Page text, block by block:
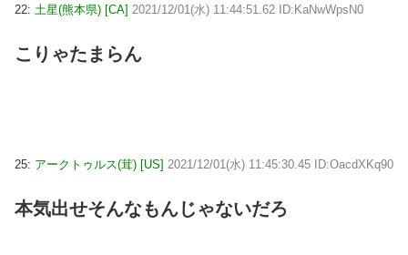
22: 土星(熊本県) [CA] 2021/12/01(水) 11:44:51.62 ID:KaNwWpsN0
こりゃたまらん
25: アークトゥルス(茸) [US] 2021/12/01(水) 11:45:30.45 ID:OacdXKq90
本気出せそんなもんじゃないだろ